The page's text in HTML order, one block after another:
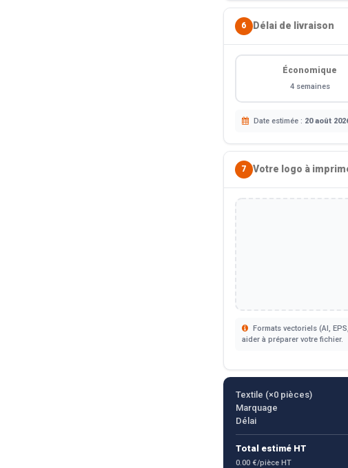
6 Délai de livraison
Économique
4 semaines
Date estimée : 20 août
7 Votre logo à
Formats vectoriels (AI,
aider à préparer votre fichier.
Textile (×0pièces)
Marquage
Délai
Total estimé HT
0.00 €/pièce HT